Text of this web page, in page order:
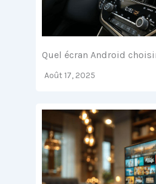
Quel écran Android
Août 17, 2025